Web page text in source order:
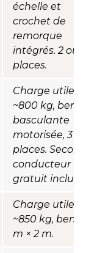
échelle et
crochet de
remorque
intégrés. 2 ou 3
places.
Charge utile
~800 kg,
basculante
motorisée, 3
places. Second
conducteur
gratuit inclus.
Charge utile
~850 kg,
m × 2 m.